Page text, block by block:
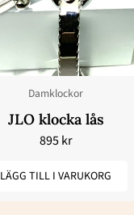
Damklockor
JLO klocka lås
895kr
LÄGG TILL I VARUKORG